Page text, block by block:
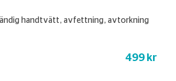
handtvätt, avfettning, avtorkning
499 kr